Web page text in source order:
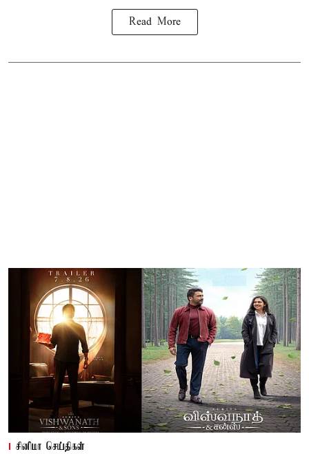
Read More
சினிமா செய்திகள்